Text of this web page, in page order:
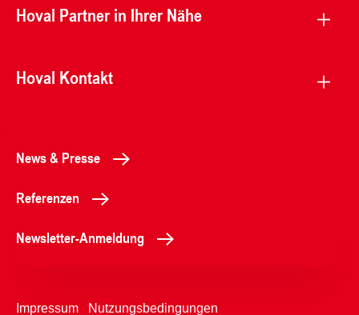
Hoval Partner in Ihrer Nähe
Hoval Kontakt
News & Presse
Referenzen
Newsletter-Anmeldung
Impressum Nutzungsbedingungen